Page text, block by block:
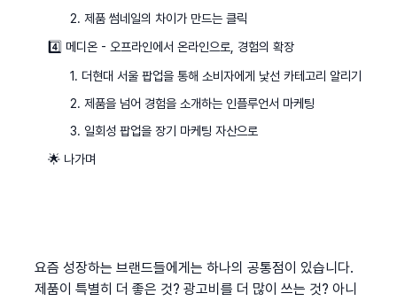
2. 제품 썸네일의 차이가 만드는 클릭
4️⃣ 메디온 - 오프라인에서 온라인으로, 경험의 확장
1. 더현대 서울 팝업을 통해 소비자에게 낯선 카테고리 알리기
2. 제품을 넘어 경험을 소개하는 인플루언서 마케팅
3. 일회성 팝업을 장기 마케팅 자산으로
🌟 나가며
요즘 성장하는 브랜드들에게는 하나의 공통점이 있습니다.
제품이 특별히 더 좋은 것? 광고비를 더 많이 쓰는 것? 아니